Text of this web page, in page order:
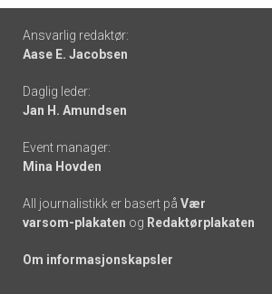
Footer
-
links
Ansvarlig redaktør:
Aase E. Jacobsen
Daglig leder:
Jan H. Amundsen
Event manager:
Mina Hovden
All journalistikk er basert på Vær
varsom-plakaten og Redaktørplakaten
Om informasjonskapsler